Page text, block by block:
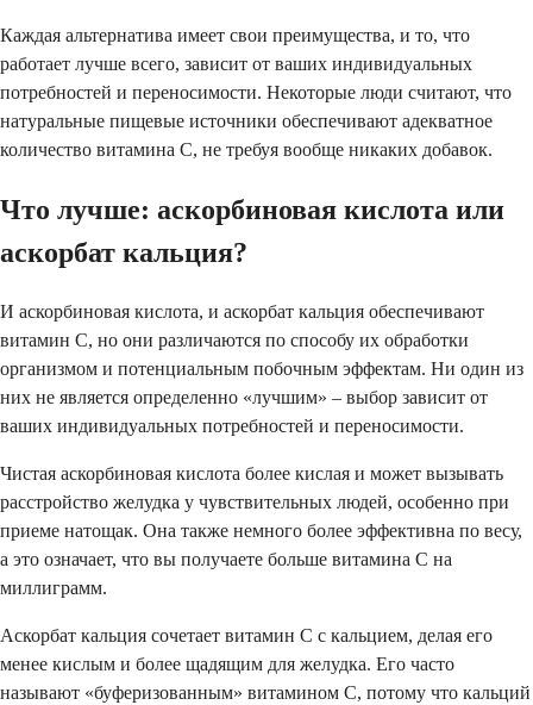
Каждая альтернатива имеет свои преимущества, и то, что
работает лучше всего, зависит от ваших индивидуальных
потребностей и переносимости. Некоторые люди считают, что
натуральные пищевые источники обеспечивают адекватное
количество витамина C, не требуя вообще никаких добавок.
Что лучше: аскорбиновая кислота или
аскорбат кальция?
И аскорбиновая кислота, и аскорбат кальция обеспечивают
витамин C, но они различаются по способу их обработки
организмом и потенциальным побочным эффектам. Ни один из
них не является определенно «лучшим» – выбор зависит от
ваших индивидуальных потребностей и переносимости.
Чистая аскорбиновая кислота более кислая и может вызывать
расстройство желудка у чувствительных людей, особенно при
приеме натощак. Она также немного более эффективна по весу,
а это означает, что вы получаете больше витамина C на
миллиграмм.
Аскорбат кальция сочетает витамин C с кальцием, делая его
менее кислым и более щадящим для желудка. Его часто
называют «буферизованным» витамином C, потому что кальций